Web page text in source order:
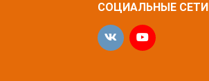
СОЦИАЛЬНЫЕ СЕТИ